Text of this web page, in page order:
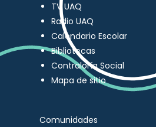
TV UAQ
Radio UAQ
Calendario Escolar
Bibliotecas
Contraloría Social
Mapa de sitio
Comunidades